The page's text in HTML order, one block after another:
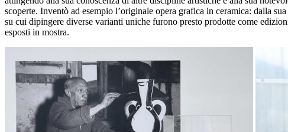
scoperte. Inventò ad esempio l’originale opera grafica in ceramica: dalla
su cui dipingere diverse varianti uniche furono presto prodotte come
esposti in mostra.